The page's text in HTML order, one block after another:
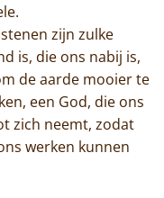
zijn zulke
is, die ons nabij is,
de aarde mooier te
een God, die ons
zich neemt, zodat
werken kunnen